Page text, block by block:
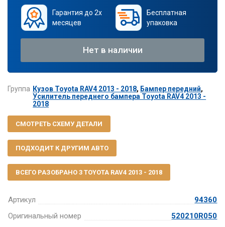
Артикул
94360
Оригинальный номер
520210R050
Гарантия до 2х
месяцев
Бесплатная
упаковка
Нет в наличии
Группа Кузов Toyota RAV4 2013 - 2018, Бампер передний,
Усилитель переднего бампера Toyota RAV4 2013 -
2018
СМОТРЕТЬ СХЕМУ ДЕТАЛИ
ПОДХОДИТ К ДРУГИМ АВТО
ВСЕГО РАЗОБРАНО 3 TOYOTA RAV4 2013 - 2018